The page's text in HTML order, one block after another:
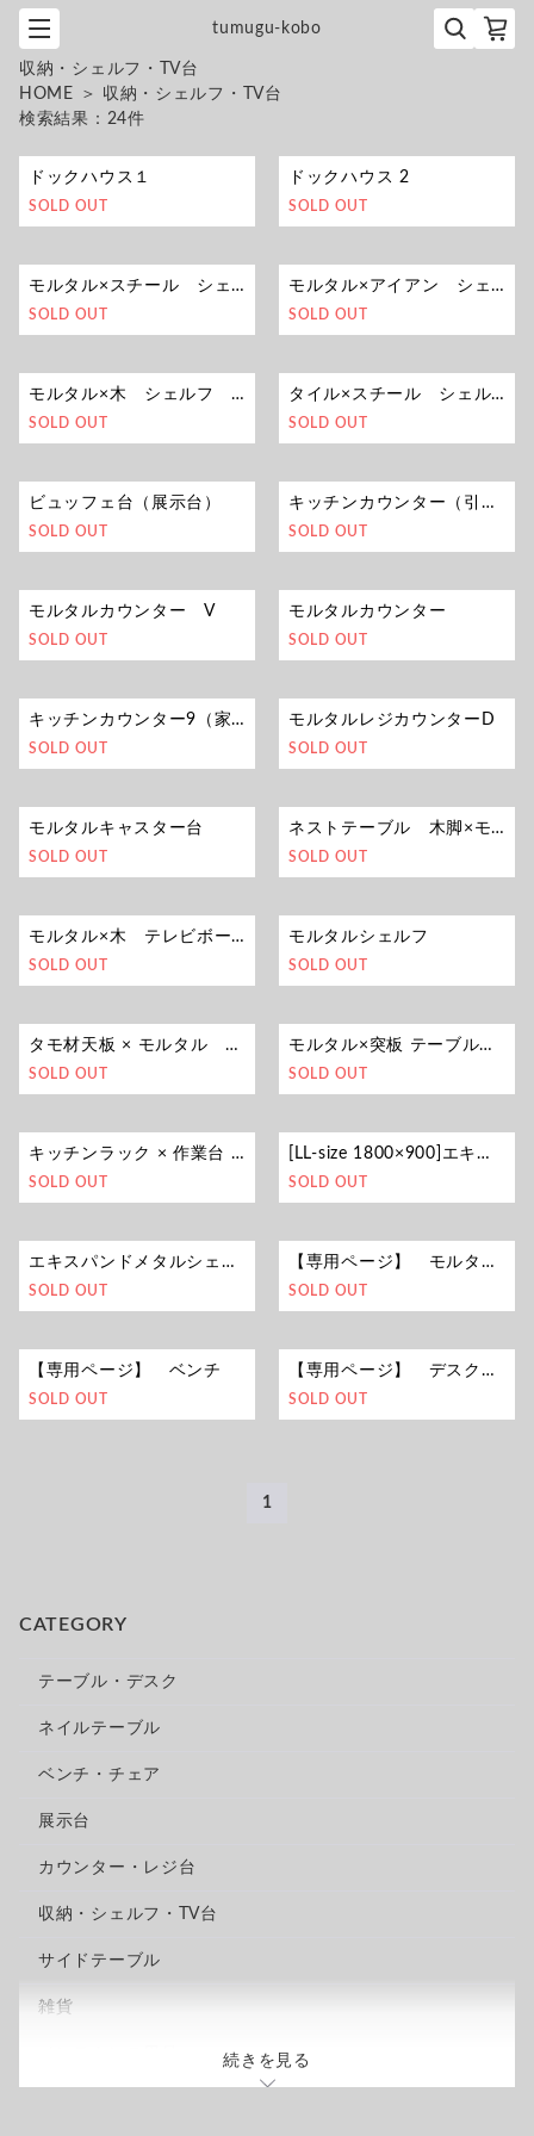
tumugu-kobo
収納・シェルフ・TV台
HOME ＞ 収納・シェルフ・TV台
検索結果： 24件
ドックハウス１
SOLD OUT
ドックハウス 2
SOLD OUT
モルタル×スチール シェルフ W1200mm
SOLD OUT
モルタル×アイアン シェルフ 5
SOLD OUT
モルタル×木 シェルフ W1200mm
SOLD OUT
タイル×スチール シェルフ
SOLD OUT
ビュッフェ台（展示台）
SOLD OUT
キッチンカウンター（引出し付き）
SOLD OUT
モルタルカウンター V
SOLD OUT
モルタルカウンター
SOLD OUT
キッチンカウンター9（家電収納）
SOLD OUT
モルタルレジカウンターD
SOLD OUT
モルタルキャスター台
SOLD OUT
ネストテーブル 木脚×モルタル
SOLD OUT
モルタル×木 テレビボード
SOLD OUT
モルタルシェルフ
SOLD OUT
タモ材天板 × モルタル シェルフ
SOLD OUT
モルタル×突板 テーブル・シェルフ（キャスター付き）セット
SOLD OUT
キッチンラック × 作業台 × ゴミ箱 セット
SOLD OUT
[LL-size 1800×900]エキスパンドメタル ディスプレイフレーム
SOLD OUT
エキスパンドメタルシェルフ（キャスター付き）
SOLD OUT
【専用ページ】 モルタル×突板デスク
SOLD OUT
【専用ページ】 ベンチ
SOLD OUT
【専用ページ】 デスク＆シェルフ
SOLD OUT
1
CATEGORY
テーブル・デスク
ネイルテーブル
ベンチ・チェア
展示台
カウンター・レジ台
収納・シェルフ・TV台
サイドテーブル
雑貨
続きを見る